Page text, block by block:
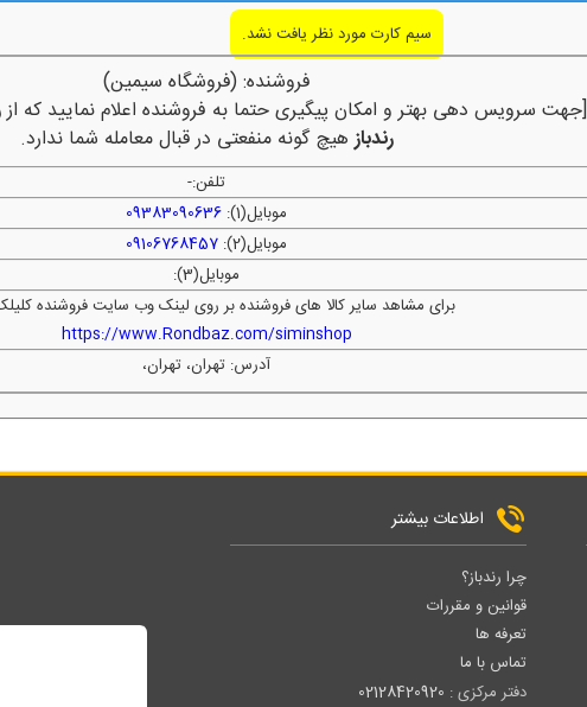
سیم کارت مورد نظر یافت نشد.
فروشنده: (فروشگاه سیمین)
[جهت سرویس دهی بهتر و امکان پیگیری حتما به فروشنده اعلام نمایید که از
رندبازهیچ گونه منفعتی در قبال معامله شما ندارد.
تلفن:-
موبایل(1):
09383090636
موبایل(2):
09106768457
موبایل(3):
برای مشاهد سایر کالا های فروشنده بر روی لینک وب سایت فروشنده
https://www.Rondbaz.com/siminshop
آدرس: تهران، تهران،
اطلاعات بیشتر
چرا رندباز؟
قوانین و مقررات
تعرفه ها
تماس با ما
دفتر مرکزی : 02128420920